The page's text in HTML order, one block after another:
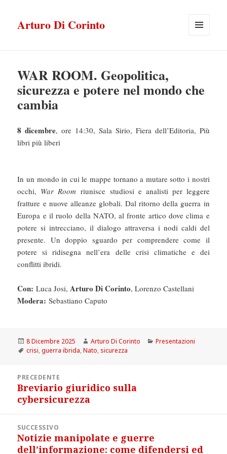
Arturo Di Corinto
WAR ROOM. Geopolitica,
sicurezza e potere nel mondo che
cambia
8 dicembre, ore 14:30, Sala Sirio, Fiera dell’Editoria, Più
libri più liberi
In un mondo in cui le mappe tornano a mutare sotto i nostri
occhi, War Room riunisce studiosi e analisti per leggere
fratture e nuove alleanze globali. Dal ritorno della guerra in
Europa e il ruolo della NATO, al fronte artico dove clima e
potere si intrecciano, il dialogo attraversa i nodi caldi del
presente. Un doppio sguardo per comprendere come il
potere si ridisegna nell’era delle crisi climatiche e dei
conflitti ibridi.
Con: Luca Josi,Arturo Di Corinto, Lorenzo Castellani
Modera: Sebastiano Caputo
Scritto
il
8 Dicembre 2025 Autore
Arturo Di Corinto Categorie
Presentazioni
Tag
crisi,guerra ibrida,Nato, sicurezza
articoliPRECEDENTE
Articolo
precedente:
Breviario giuridico sulla
cybersicurezza
SUCCESSIVO
Articolo
successivo:
Notizie manipolate e guerre
dell’informazione: come difendersi ed